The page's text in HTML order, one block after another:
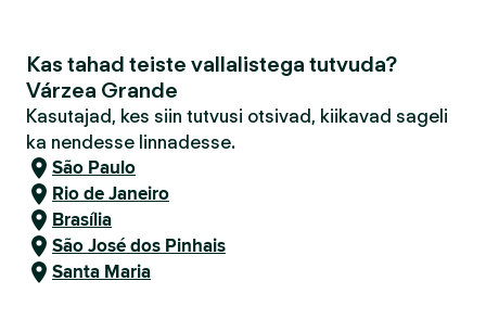
Kas tahad teiste vallalistega tutvuda?
Várzea Grande
Kasutajad, kes siin tutvusi otsivad, kiikavad sageli
ka nendesse linnadesse.
São Paulo
Rio de Janeiro
Brasília
São José dos Pinhais
Santa Maria